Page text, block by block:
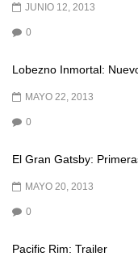
JUNIO 12, 2013
0
Lobezno Inmortal:
MAYO 22, 2013
0
El Gran Gatsby:
MAYO 20, 2013
0
Pacific Rim: Trailer